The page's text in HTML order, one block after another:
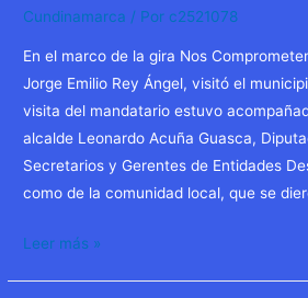
Cundinamarca / Por c2521078
En el marco de la gira Nos
Jorge Emilio Rey Ángel, visitó el
visita del mandatario estuvo
alcalde Leonardo Acuña Guasca,
Secretarios y Gerentes de Entidades
como de la comunidad local, que se
Compromisos
Leer más »